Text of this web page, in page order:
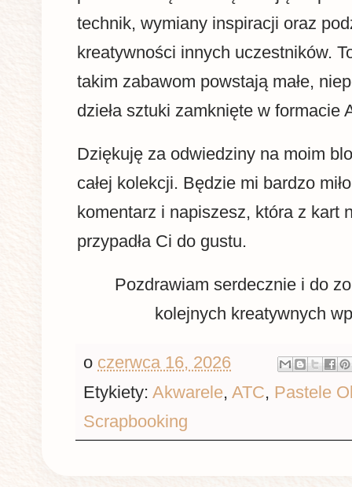
technik, wymiany inspiracji oraz
kreatywności innych uczestników.
takim zabawom powstają małe,
dzieła sztuki zamknięte w formacie
Dziękuję za odwiedziny na moim
całej kolekcji. Będzie mi bardzo
komentarz i napiszesz, która z kart
przypadła Ci do gustu.
Pozdrawiam serdecznie i do
kolejnych kreatywnych
o czerwca 16, 2026
Etykiety: Akwarele, ATC, Pastele
Scrapbooking